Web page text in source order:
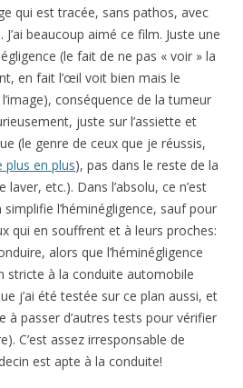
qui est tracée, sans pathos, avec
beaucoup aimé ce film. Juste une
(le fait de ne pas « voir » la
en fait l’œil voit bien mais le
conséquence de la tumeur
juste sur l’assiette et
(le genre de ceux que je réussis,
plus en plus), pas dans le reste de la
etc.). Dans l’absolu, ce n’est
simplifie l’héminégligence, sauf pour
qui en souffrent et à leurs proches:
alors que l’héminégligence
stricte à la conduite automobile
j’ai été testée sur ce plan aussi, et
à passer d’autres tests pour vérifier
C’est assez irresponsable de
est apte à la conduite!